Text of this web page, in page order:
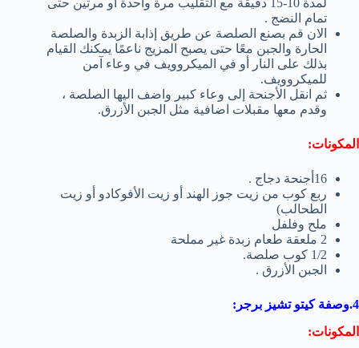
لمدة 10-15 دقيقة مع التقليب مرة واحدة أو مرتين حتى
تمام النضج .
الان قم بصنع الصلصة عن طريق إذابة الزبدة والصلصة
الحارة والجبن معًا حتى يصبح المزيج ناعمًا يمكنك القيام
بذلك على النار أو في الميكروويف في وعاء آمن
للميكروويف.
ثم انقل الأجنحة إلى وعاء كبير واضف اليها الصلصة ،
وقدم معها مقبلات اضافية مثل الجبن الأزرق.
المكونات:
16أجنحة دجاج .
ربع كوب من زيت جوز الهند أو زيت الأفوكادو أو زيت
الطحالب)
ملح وفلفل
2 ملعقة طعام زبدة غير مملحة
1/2 كوب صلصة.
الجبن الأزرق .
4.وصفة كيتو تشيز برجر
:
المكونات: